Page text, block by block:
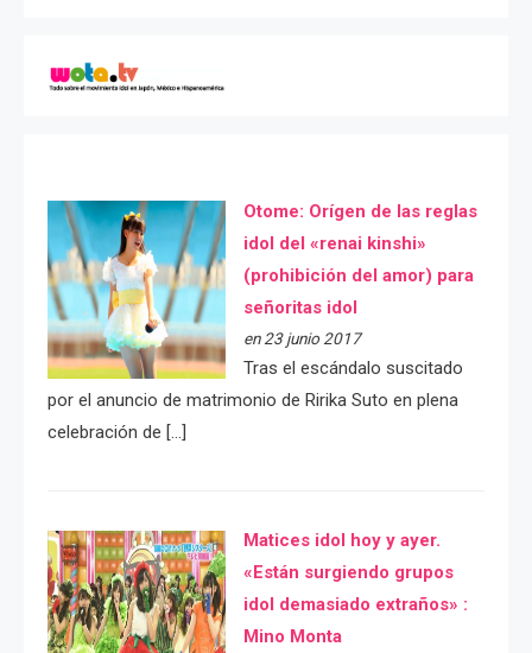
Otome: Orígen de las reglas
idol del «renai kinshi»
(prohibición del amor) para
señoritas idol
en 23 junio 2017
Tras el escándalo suscitado
por el anuncio de matrimonio de Ririka Suto en plena
celebración de […]
Matices idol hoy y ayer.
«Están surgiendo grupos
idol demasiado extraños» :
Mino Monta